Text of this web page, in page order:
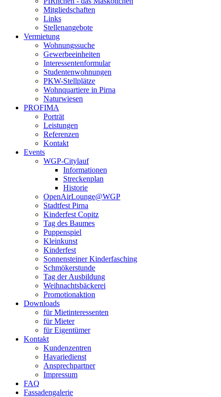
Mitgliedschaften
Links
Stellenangebote
Vermietung
Wohnungssuche
Gewerbeeinheiten
Interessentenformular
Studentenwohnungen
PKW-Stellplätze
Wohnquartiere in Pirna
Naturwiesen
PROFIMA
Porträt
Leistungen
Referenzen
Kontakt
Events
WGP-Citylauf
Informationen
Streckenplan
Historie
OpenAirLounge@WGP
Stadtfest Pirna
Kinderfest Copitz
Tag des Baumes
Puppenspiel
Kleinkunst
Kinderfest
Sonnensteiner Kinderfasching
Schmökerstunde
Tag der Ausbildung
Weihnachtsbäckerei
Promotionaktion
Downloads
für Mietinteressenten
für Mieter
für Eigentümer
Kontakt
Kundenzentren
Havariedienst
Ansprechpartner
Impressum
FAQ
Fassadengalerie